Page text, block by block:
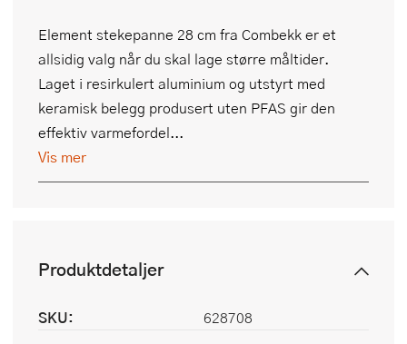
Element stekepanne 28 cm fra Combekk er et
allsidig valg når du skal lage større måltider.
Laget i resirkulert aluminium og utstyrt med
keramisk belegg produsert uten PFAS gir den
effektiv varmefordel...
Vis mer
Produktdetaljer
SKU: 628708